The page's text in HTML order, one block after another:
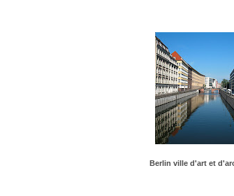
Berlin ville d'art et